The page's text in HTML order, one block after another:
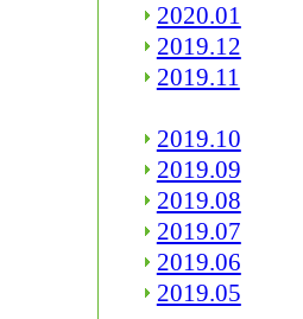
2020.01
2019.12
2019.11
2019.10
2019.09
2019.08
2019.07
2019.06
2019.05